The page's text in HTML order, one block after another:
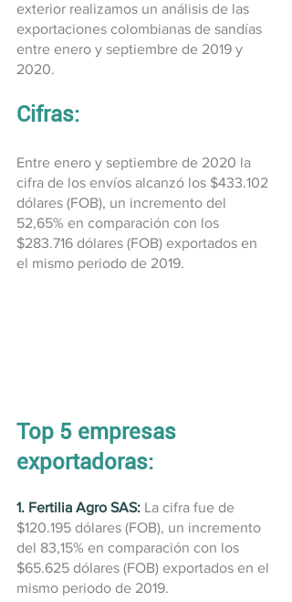
exterior realizamos un análisis de las
exportaciones colombianas de sandías
entre enero y septiembre de 2019 y
2020.
Cifras:
Entre enero y septiembre de 2020 la
cifra de los envíos alcanzó los $433.102
dólares (FOB), un incremento del
52,65% en comparación con los
$283.716 dólares (FOB) exportados en
el mismo periodo de 2019.
Top 5 empresas
exportadoras:
1. Fertilia Agro SAS: La cifra fue de
$120.195 dólares (FOB), un incremento
del 83,15% en comparación con los
$65.625 dólares (FOB) exportados en el
mismo periodo de 2019.